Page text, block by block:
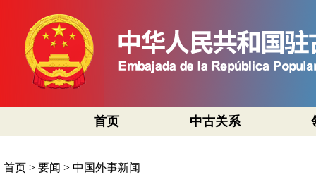
首页 中古关系
首页 > 要闻 > 中国外事新闻